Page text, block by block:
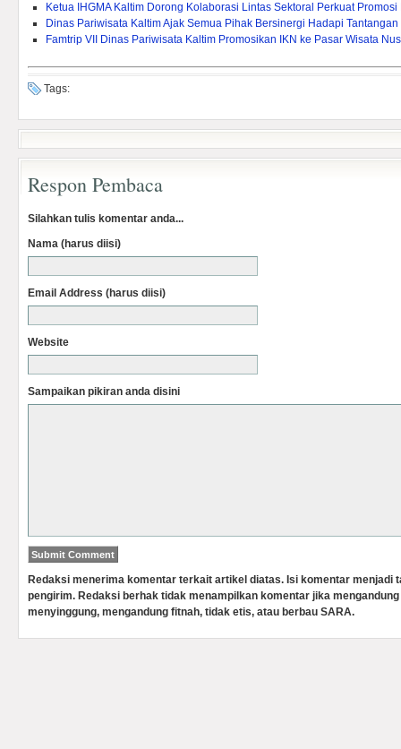
Ketua IHGMA Kaltim Dorong Kolaborasi Lintas Sektoral Perkuat
Dinas Pariwisata Kaltim Ajak Semua Pihak Bersinergi Hadapi Tantangan
Famtrip VII Dinas Pariwisata Kaltim Promosikan IKN ke Pasar Wisata
Tags:
Respon Pembaca
Silahkan tulis komentar anda...
Nama (harus diisi)
Email Address (harus diisi)
Website
Sampaikan pikiran anda disini
Redaksi menerima komentar terkait artikel diatas. Isi komentar menjadi
pengirim. Redaksi berhak tidak menampilkan komentar jika
menyinggung, mengandung fitnah, tidak etis, atau berbau SARA.